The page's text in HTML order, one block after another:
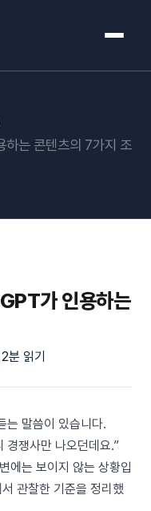
는 콘텐츠의 7가지 조
가 인용하는
2분 읽기
는 말씀이 있습니다.
쟁사만 나오던데요.”
에는 보이지 않는 상황입
관찰한 기준을 정리했